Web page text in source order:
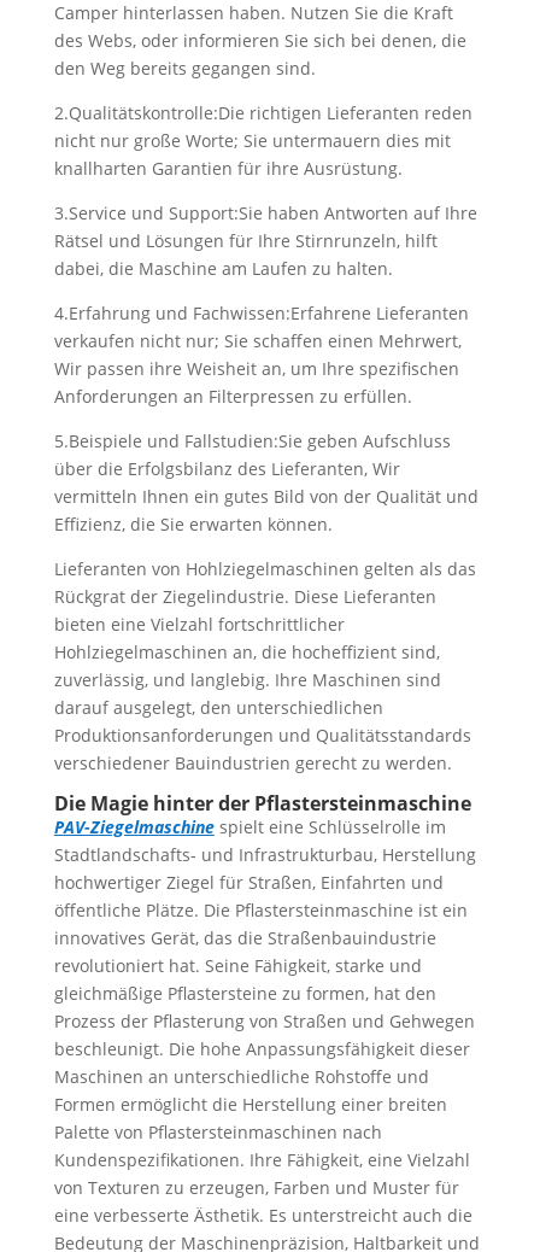
Camper hinterlassen haben. Nutzen Sie die Kraft
des Webs, oder informieren Sie sich bei denen, die
den Weg bereits gegangen sind.
2.Qualitätskontrolle:Die richtigen Lieferanten reden
nicht nur große Worte; Sie untermauern dies mit
knallharten Garantien für ihre Ausrüstung.
3.Service und Support:Sie haben Antworten auf Ihre
Rätsel und Lösungen für Ihre Stirnrunzeln, hilft
dabei, die Maschine am Laufen zu halten.
4.Erfahrung und Fachwissen:Erfahrene Lieferanten
verkaufen nicht nur; Sie schaffen einen Mehrwert,
Wir passen ihre Weisheit an, um Ihre spezifischen
Anforderungen an Filterpressen zu erfüllen.
5.Beispiele und Fallstudien:Sie geben Aufschluss
über die Erfolgsbilanz des Lieferanten, Wir
vermitteln Ihnen ein gutes Bild von der Qualität und
Effizienz, die Sie erwarten können.
Lieferanten von Hohlziegelmaschinen gelten als das
Rückgrat der Ziegelindustrie. Diese Lieferanten
bieten eine Vielzahl fortschrittlicher
Hohlziegelmaschinen an, die hocheffizient sind,
zuverlässig, und langlebig. Ihre Maschinen sind
darauf ausgelegt, den unterschiedlichen
Produktionsanforderungen und Qualitätsstandards
verschiedener Bauindustrien gerecht zu werden.
Die Magie hinter der Pflastersteinmaschine
PAV-Ziegelmaschinespielt eine Schlüsselrolle im
Stadtlandschafts- und Infrastrukturbau, Herstellung
hochwertiger Ziegel für Straßen, Einfahrten und
öffentliche Plätze. Die Pflastersteinmaschine ist ein
innovatives Gerät, das die Straßenbauindustrie
revolutioniert hat. Seine Fähigkeit, starke und
gleichmäßige Pflastersteine ​​zu formen, hat den
Prozess der Pflasterung von Straßen und Gehwegen
beschleunigt. Die hohe Anpassungsfähigkeit dieser
Maschinen an unterschiedliche Rohstoffe und
Formen ermöglicht die Herstellung einer breiten
Palette von Pflastersteinmaschinen nach
Kundenspezifikationen. Ihre Fähigkeit, eine Vielzahl
von Texturen zu erzeugen, Farben und Muster für
eine verbesserte Ästhetik. Es unterstreicht auch die
Bedeutung der Maschinenpräzision, Haltbarkeit und